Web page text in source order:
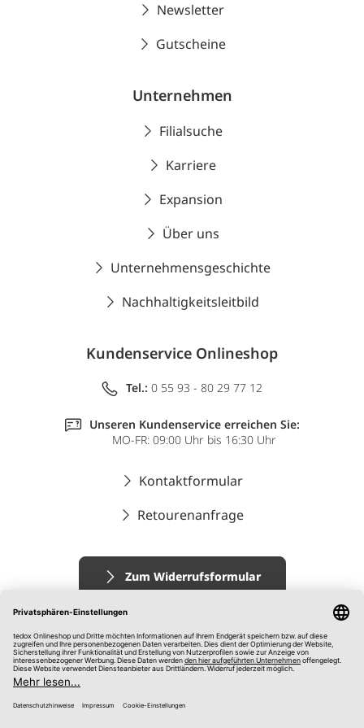
Newsletter
Gutscheine
Unternehmen
Filialsuche
Karriere
Expansion
Über uns
Unternehmensgeschichte
Nachhaltigkeitsleitbild
Kundenservice Onlineshop
Tel.: 0 55 93 - 80 29 77 12
Unseren Kundenservice erreichen Sie:
MO-FR: 09:00 Uhr bis 16:30 Uhr
Kontaktformular
Retourenanfrage
Zum Widerrufsformular
Impressum
AGB
Datenschutz